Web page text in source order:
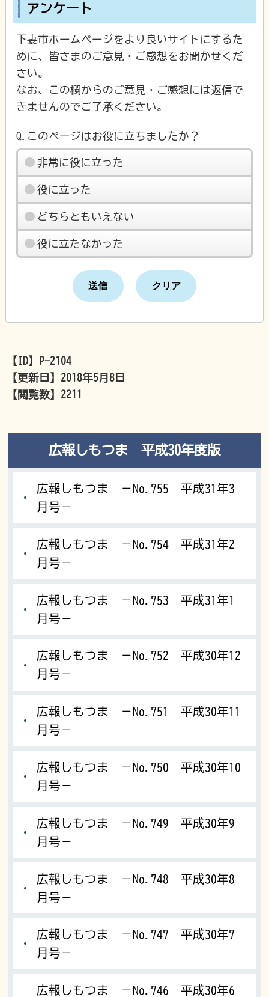
アンケート
下妻市ホームページをより良いサイトにするた
めに、皆さまのご意見・ご感想をお聞かせくだ
さい。
なお、この欄からのご意見・ご感想には返信で
きませんのでご了承ください。
Q.このページはお役に立ちましたか？
非常に役に立った
役に立った
どちらともいえない
役に立たなかった
【ID】
P-2104
【更新日】 2018年5月8日
【閲覧数】 2211
広報しもつま 平成30年度版
広報しもつま －No.755 平成31年3
月号－
広報しもつま －No.754 平成31年2
月号－
広報しもつま －No.753 平成31年1
月号－
広報しもつま －No.752 平成30年12
月号－
広報しもつま －No.751 平成30年11
月号－
広報しもつま －No.750 平成30年10
月号－
広報しもつま －No.749 平成30年9
月号－
広報しもつま －No.748 平成30年8
月号－
広報しもつま －No.747 平成30年7
月号－
広報しもつま －No.746 平成30年6